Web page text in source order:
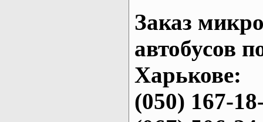
Заказ
автобусов
Харькове:
(050) 167-